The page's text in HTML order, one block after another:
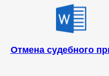
Отмена судебного